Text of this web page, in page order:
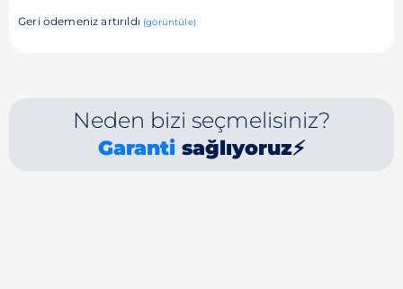
Geri ödemeniz artırıldı (görüntüle)
Neden bizi seçmelisiniz?
Garanti sağlıyoruz⚡